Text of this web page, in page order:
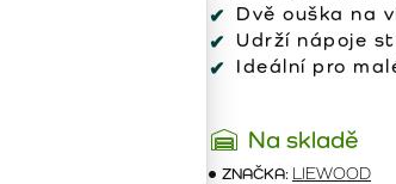
Dvě ouška na
Udrží nápoje
Ideální pro
Na skladě
ZNAČKA: LIEWOOD